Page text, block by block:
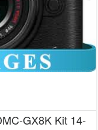
GX8K Kit 14-